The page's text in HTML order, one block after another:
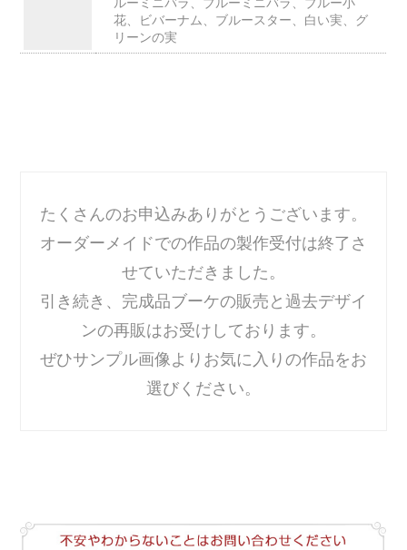
花、ビバーナム、ブルースター、白い実、グ
リーンの実
たくさんのお申込みありがとうございます。
オーダーメイドでの作品の製作受付は終了さ
せていただきました。
引き続き、完成品ブーケの販売と過去デザイ
ンの再販はお受けしております。
ぜひサンプル画像よりお気に入りの作品をお
選びください。